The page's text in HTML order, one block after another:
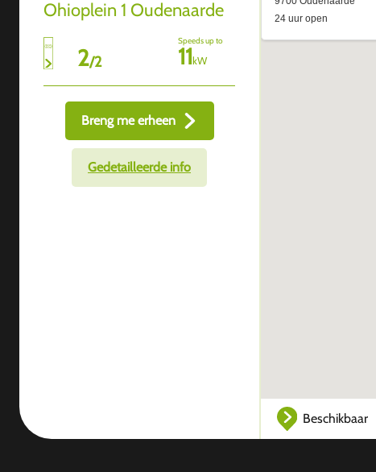
Ohioplein 1 Oudenaarde
2/2
Speeds up to
11kW
Breng me erheen
Gedetailleerde info
Beschikbaar